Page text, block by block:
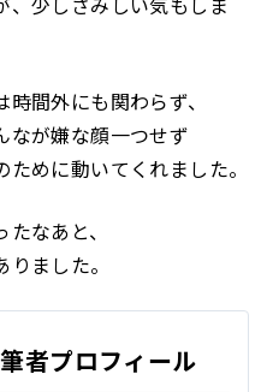
間外にも関わらず、
なが嫌な顔一つせず
めに動いてくれました。
なあと、
ました。
者プロフィール